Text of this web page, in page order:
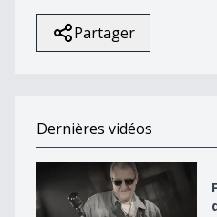
Partager
Dernières vidéos
Folsom Prison Blues